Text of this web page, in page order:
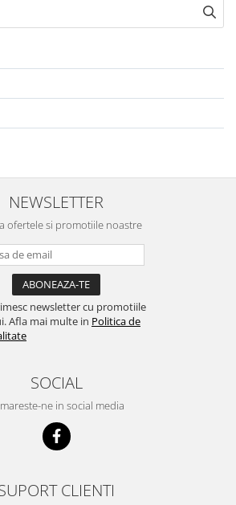
NEWSLETTER
ofertele si promotiile noastre
newsletter cu promotiile
Afla mai multe in Politica de
SOCIAL
ne in social media
CLIENTI